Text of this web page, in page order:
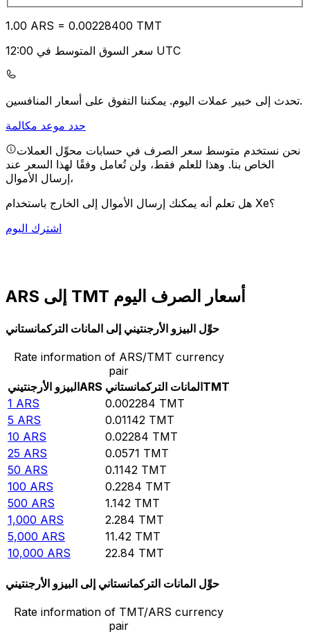
1.00 ARS = 0.00228400 TMT
سعر السوق المتوسط في 12:00 UTC
تحدث إلى خبير عملات اليوم.يمكننا التفوق على أسعار المنافسين.
حدد موعد مكالمة
نحن نستخدم متوسط سعر الصرف في حسابات محوِّل العملات
الخاص بنا. وهذا للعلم فقط، ولن تُعامل وفقًا لهذا السعر عند
إرسال الأموال،
هل تعلم أنه يمكنك إرسال الأموال إلى الخارج باستخدام Xe؟
اشترك اليوم
ARS إلى TMT أسعار الصرف اليوم
حوِّل البيزو الأرجنتيني إلى المانات التركمانستاني
Rate information of ARS/TMT currency
pair
البيزو الأرجنتينيARS المانات التركمانستانيTMT
1 ARS 0.002284 TMT
5 ARS 0.01142 TMT
10 ARS 0.02284 TMT
25 ARS 0.0571 TMT
50 ARS 0.1142 TMT
100 ARS 0.2284 TMT
500 ARS 1.142 TMT
1,000 ARS 2.284 TMT
5,000 ARS 11.42 TMT
10,000 ARS 22.84 TMT
حوِّل المانات التركمانستاني إلى البيزو الأرجنتيني
Rate information of TMT/ARS currency
pair